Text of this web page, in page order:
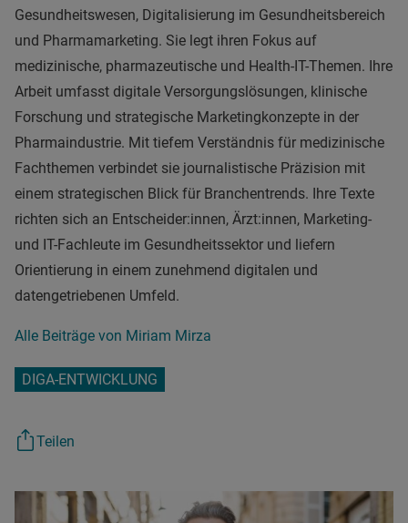
Gesundheitswesen, Digitalisierung im Gesundheitsbereich
und Pharmamarketing. Sie legt ihren Fokus auf
medizinische, pharmazeutische und Health-IT-Themen. Ihre
Arbeit umfasst digitale Versorgungslösungen, klinische
Forschung und strategische Marketingkonzepte in der
Pharmaindustrie. Mit tiefem Verständnis für medizinische
Fachthemen verbindet sie journalistische Präzision mit
einem strategischen Blick für Branchentrends. Ihre Texte
richten sich an Entscheider:innen, Ärzt:innen, Marketing-
und IT-Fachleute im Gesundheitssektor und liefern
Orientierung in einem zunehmend digitalen und
datengetriebenen Umfeld.
Alle Beiträge von Miriam Mirza
DIGA-ENTWICKLUNG
Teilen